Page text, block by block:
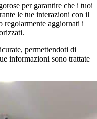
per garantire che i tuoi
le tue interazioni con il
regolarmente aggiornati i
permettendoti di
informazioni sono trattate